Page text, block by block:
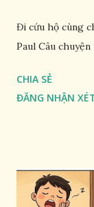
Đi cứu hộ cùng
Paul Câu
CHIA SẺ
ĐĂNG NHẬN